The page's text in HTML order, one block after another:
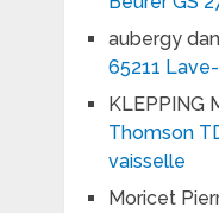
aubergy
65211
KLEPPING
Thomson
vaisselle
Moricet